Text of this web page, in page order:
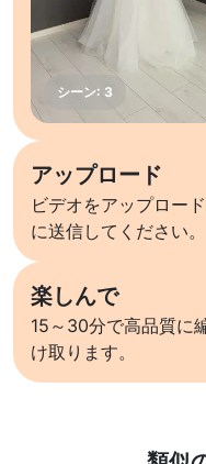
アップロード
ビデオをアップロー
に送信してください。
楽しんで
15～30分で高品質に
け取ります。